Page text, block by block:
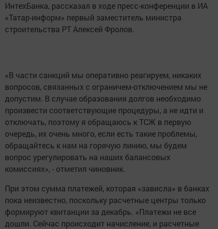
ИнтехБанка, рассказал в ходе пресс-конференции в ИА
«Татар-информ» первый заместитель министра
строительства РТ Алексей Фролов.
«В части санкций мы оперативно реагируем, никаких
вопросов, связанных с ограничем-отключением мы не
допустим. В случае образования долгов необходимо
произвести соответствующие процедуры, а не идти и
отключать, поэтому я обращаюсь к ТСЖ в первую
очередь, их очень много, если есть такие проблемы,
обращайтесь к нам на горячую линию, мы будем
вопрос урегулировать на наших балансовых
комиссиях», - отметил чиновник.
При этом сумма платежей, которая «зависла» в банках
пока неизвестно, поскольку расчетные центры только
формируют квитанции за декабрь. «Платежи не все
дошли. Сейчас происходит начисление, и расчетные